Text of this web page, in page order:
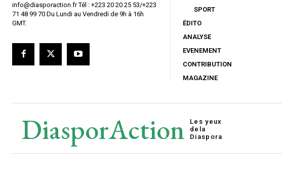
info@diasporaction.fr Tél : +223 20 20 25 53/+223
71 48 99 70 Du Lundi au Vendredi de 9h à 16h
GMT.
SPORT
ÉDITO
ANALYSE
EVENEMENT
CONTRIBUTION
MAGAZINE
DiasporAction
Les yeux
de la
Diaspora